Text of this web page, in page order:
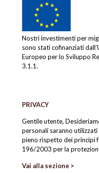
Nostri investimenti per
sono stati cofinanziati
Europeo per lo Sviluppo
3.1.1.
PRIVACY
Gentile utente,
personali saranno utilizzati
pieno rispetto dei principi
196/2003 per la
Vai alla sezione >